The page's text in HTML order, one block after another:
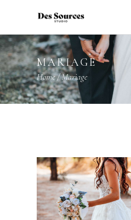
MARIAGE
Home/Mariage